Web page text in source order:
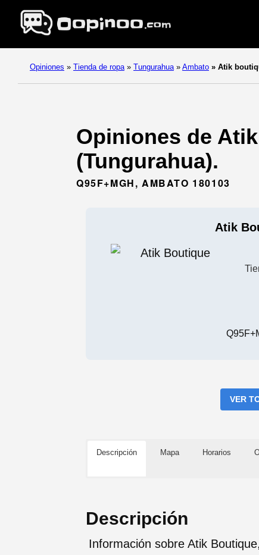
Opiniones » Tienda de ropa » Tungurahua » Ambato » Atik
Opiniones de
(Tungurahua).
Q95F+MGH, AMBATO 180103
Atik
VER
Descripción Mapa Horarios
Descripción
Información sobre Atik